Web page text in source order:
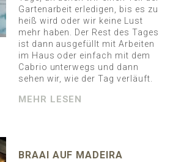
Gartenarbeit erledigen, bis es zu
heiß wird oder wir keine Lust
mehr haben. Der Rest des Tages
ist dann ausgefüllt mit Arbeiten
im Haus oder einfach mit dem
Cabrio unterwegs und dann
sehen wir, wie der Tag verläuft.
MEHR LESEN
BRAAI AUF MADEIRA